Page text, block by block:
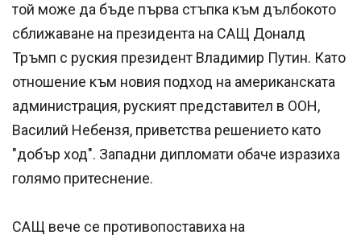
той може да бъде първа стъпка към дълбокото
сближаване на президента на САЩ Доналд
Тръмп с руския президент Владимир Путин. Като
отношение към новия подход на американската
администрация, руският представител в ООН,
Василий Небензя, приветства решението като
"добър ход". Западни дипломати обаче изразиха
голямо притеснение.
САЩ вече се противопоставиха на